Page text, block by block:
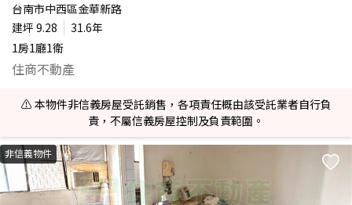
台南市中西區金華新路
建坪 9.28
31.6年
1房1廳1衛
住商不動產
⚠️ 本物件非信義房屋受託銷售，各項責任概由該受託業者自行負
責，不屬信義房屋控制及負責範圍。
非信義物件